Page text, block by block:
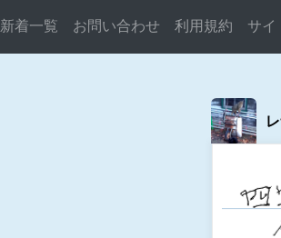
新着一覧 お問い合わせ 利用規約 サイ